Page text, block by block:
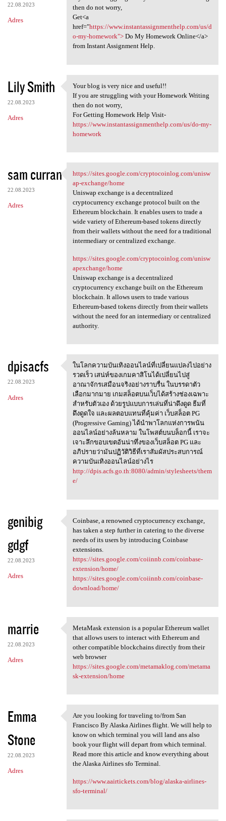
22.08.2023
Adres
then do not worry,
Get<a
href="https://www.instantassignmenthelp.com/us/d
o-my-homework">Do My Homework Online</a>
from Instant Assignment Help.
Lily Smith
22.08.2023
Adres
Your blog is very nice and
Your blog is very nice and useful!!
If you are struggling with your Homework Writing
then do not worry,
For Getting Homework Help Visit-
https://www.instantassignmenthelp.com/us/do-my-
homework
sam curran
22.08.2023
Adres
https://sites.google.com
https://sites.google.com/cryptocoinlog.com/unisw
ap-exchange/home
Uniswap exchange is a decentralized
cryptocurrency exchange protocol built on the
Ethereum blockchain. It enables users to trade a
wide variety of Ethereum-based tokens directly
from their wallets without the need for a traditional
intermediary or centralized exchange.
https://sites.google.com/cryptocoinlog.com/unisw
apexchange/home
Uniswap exchange is a decentralized
cryptocurrency exchange built on the Ethereum
blockchain. It allows users to trade various
Ethereum-based tokens directly from their wallets
without the need for an intermediary or centralized
authority.
dpisacfs
22.08.2023
Adres
ในโลกความบันเทิงออนไลน์ที่เปล
ในโลกความบันเทิงออนไลน์ที่เปลี่ยนแปลงไปอย่าง
รวดเร็ว เสน่ห์ของเกมคาสิโนได้เปลี่ยนไปสู่
อาณาจักรเสมือนจริงอย่างราบรื่น ในบรรดาตัว
เลือกมากมาย เกมสล็อตบนเว็บได้สร้างช่องเฉพาะ
สำหรับตัวเอง ด้วยรูปแบบการเล่นที่น่าดึงดูด ธีมที่
ดึงดูดใจ และผลตอบแทนที่คุ้มค่า เว็บสล็อต PG
(Progressive Gaming) ได้นำพาโลกแห่งการพนัน
ออนไลน์อย่างล้นหลาม ในโพสต์บนบล็อกนี้ เราจะ
เจาะลึกขอบเขตอันน่าทึ่งของเว็บสล็อต PG และ
อภิปรายว่ามันปฏิวัติวิธีที่เราสัมผัสประสบการณ์
ความบันเทิงออนไลน์อย่างไร
http://dpis.acfs.go.th:8080/admin/stylesheets/them
e/
genibig
gdgf
22.08.2023
Adres
Coinbase, a renowned
Coinbase, a renowned cryptocurrency exchange,
has taken a step further in catering to the diverse
needs of its users by introducing Coinbase
extensions.
https://sites.google.com/coiinnb.com/coinbase-
extension/home/
https://sites.google.com/coiinnb.com/coinbase-
download/home/
marrie
22.08.2023
Adres
MetaMask extension is a
MetaMask extension is a popular Ethereum wallet
that allows users to interact with Ethereum and
other compatible blockchains directly from their
web browser
https://sites.google.com/metamaklog.com/metama
sk-extension/home
Emma
Stone
22.08.2023
Adres
Are you looking for traveling
Are you looking for traveling to/from San
Francisco By Alaska Airlines flight. We will help to
know on which terminal you will land ans also
book your flight will depart from which terminal.
Read more this article and know everything about
the Alaska Airlines sfo Terminal.
https://www.aairtickets.com/blog/alaska-airlines-
sfo-terminal/